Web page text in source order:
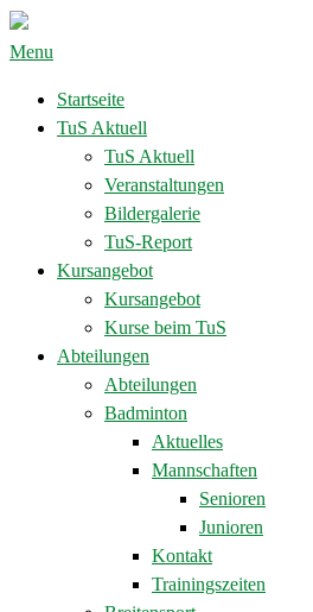
Menu
Startseite
TuS Aktuell
TuS Aktuell
Veranstaltungen
Bildergalerie
TuS-Report
Kursangebot
Kursangebot
Kurse beim TuS
Abteilungen
Abteilungen
Badminton
Aktuelles
Mannschaften
Senioren
Junioren
Kontakt
Trainingszeiten